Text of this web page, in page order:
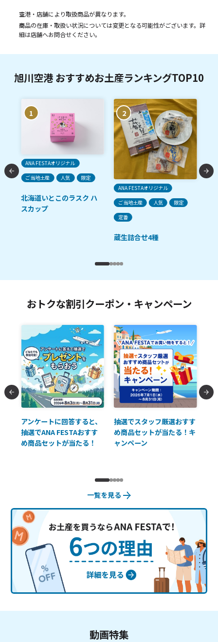
空港・店舗により取扱商品が異なります。
商品の在庫・取扱い状況については変更となる可能性がございます。詳
細は店舗へお問合せください。
旭川空港 おすすめお土産ランキングTOP10
1
ANA FESTAオリジナル
ご当地土産
人気 限定
北海道いとこのラスク ハ
スカップ
2
ANA FESTAオリジナル
ご当地土産
人気
限定
定番
蔵生詰合せ4種
おトクな割引クーポン・キャンペーン
アンケートに回答すると、
抽選でANA FESTAおすす
め商品セットが当たる！
抽選でスタッフ厳選おすす
め商品セットが当たる！キ
ャンペーン
一覧を見る
動画特集